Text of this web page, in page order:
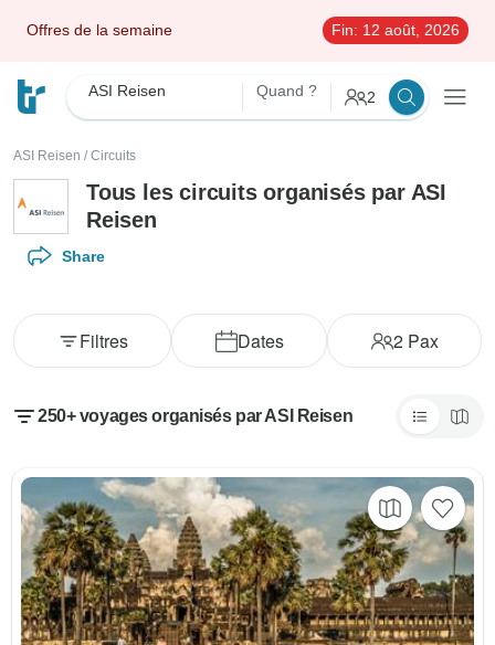
Offres de la semaine Fin: 12 août, 2026
ASI Reisen Quand ? 2
ASI Reisen / Circuits
Tous les circuits organisés par ASI
Reisen
Share
Dates 2Pax
Filtres
250+ voyages organisés par ASI Reisen